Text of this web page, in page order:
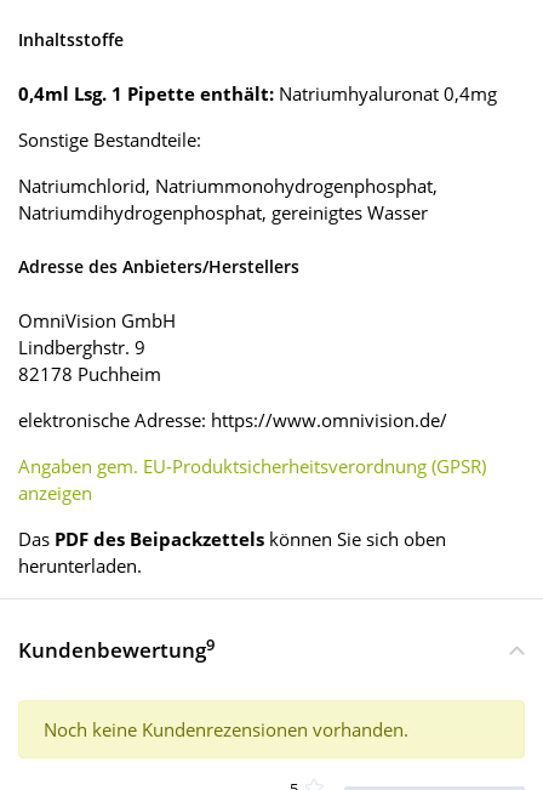
Inhaltsstoffe
0,4ml Lsg. 1 Pipette enthält: Natriumhyaluronat 0,4mg
Sonstige Bestandteile:
Natriumchlorid, Natriummonohydrogenphosphat,
Natriumdihydrogenphosphat, gereinigtes Wasser
Adresse des Anbieters/Herstellers
OmniVision GmbH
Lindberghstr. 9
82178 Puchheim
elektronische Adresse: https://www.omnivision.de/
Angaben gem. EU-Produktsicherheitsverordnung (GPSR)
anzeigen
Das PDF des Beipackzettels können Sie sich oben
herunterladen.
Kundenbewertung9
Noch keine Kundenrezensionen vorhanden.